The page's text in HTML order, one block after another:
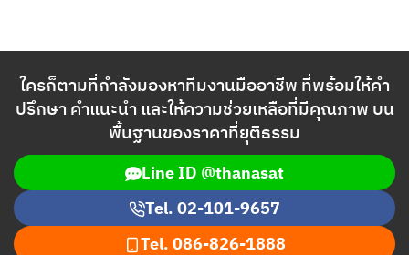
ใครก็ตามที่กำลังมองหาทีมงานมืออาชีพ ที่พร้อมให้คำ
ปรึกษา คำแนะนำ และให้ความช่วยเหลือที่มีคุณภาพ บน
พื้นฐานของราคาที่ยุติธรรม
Line ID @thanasat
Tel. 02-101-9657
Tel. 086-826-1888